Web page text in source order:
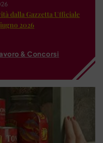
dalla Gazzetta Ufficiale
2026
& Concorsi